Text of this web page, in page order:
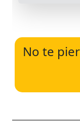
No te